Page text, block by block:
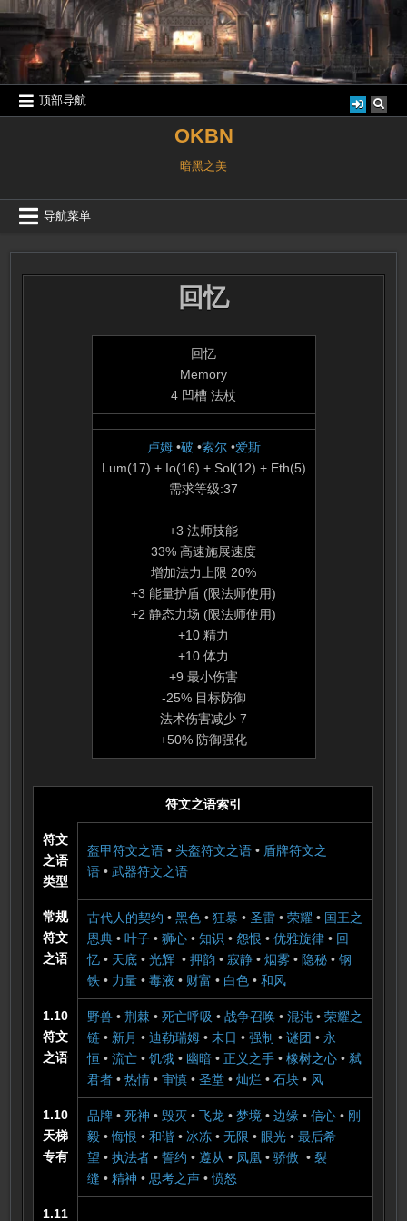
跳
容
顶部导航
OKBN
暗黑之美
导航菜单
回忆
回忆
Memory
4 凹槽 法杖
卢姆•破 •索尔•爱斯
Lum(17) + Io(16) + Sol(12) + Eth(5)
需求等级:37
+3 法师技能
33% 高速施展速度
增加法力上限 20%
+3 能量护盾 (限法师使用)
+2 静态力场 (限法师使用)
+10 精力
+10 体力
+9 最小伤害
-25% 目标防御
法术伤害减少 7
+50% 防御强化
符文之语索引
符文
之语
类型
盔甲符文之语 •头盔符文之语 • 盾牌符文之
语 •武器符文之语
常规
符文
之语
古代人的契约 •黑色 •狂暴 •圣雷 •荣耀 • 国王之
恩典 •叶子 •狮心 •知识 •怨恨 •优雅旋律 • 回
忆 • 天底 •光辉 •押韵 •寂静 •烟雾 • 隐秘 •钢
铁 • 力量 •毒液 • 财富 • 白色 •和风
1.10
符文
之语
野兽 •荆棘 •死亡呼吸 •战争召唤 •混沌 •荣耀之
链 • 新月 •迪勒瑞姆 •末日 •强制 •谜团 • 永
恒 •流亡 •饥饿 • 幽暗 •正义之手 •橡树之心 •弑
君者 •热情 •审慎 •圣堂 •灿烂 •石块 • 风
1.10
天梯
专有
品牌 •死神 •毁灭 •飞龙 •梦境 •边缘 •信心 • 刚
毅 •悔恨 •和谐 •冰冻 •无限 • 眼光 •最后希
望 •执法者 •誓约 •遵从 • 凤凰 •骄傲 •裂
缝 •精神 •思考之声 •愤怒
1.11